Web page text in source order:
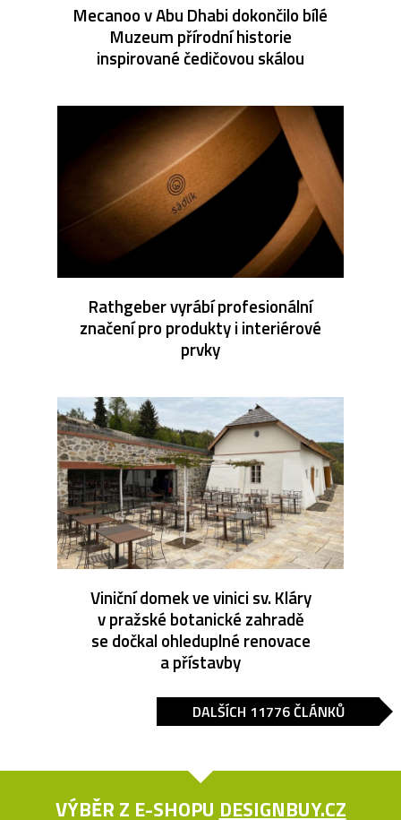
Mecanoo v Abu Dhabi dokončilo bílé
Muzeum přírodní historie
inspirované čedičovou skálou
Rathgeber vyrábí profesionální
značení pro produkty i interiérové
prvky
Viniční domek ve vinici sv. Kláry
v pražské botanické zahradě
se dočkal ohleduplné renovace
a přístavby
DALŠÍCH 11776 ČLÁNKŮ
VÝBĚR Z E-SHOPU DESIGNBUY.CZ